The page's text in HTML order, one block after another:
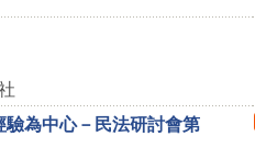
為中心－民法研討會第